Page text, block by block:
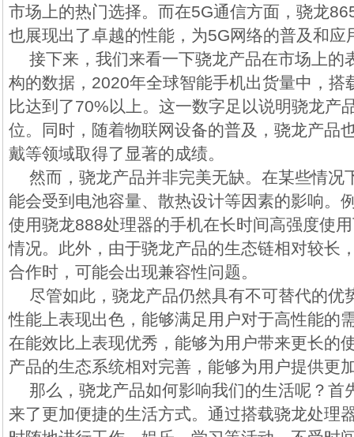
市场上的热门选择。而在5G通信方面，骁龙
也展现出了卓越的性能，为5G网络的普及和应
接下来，我们来看一下骁龙产品在市场上的
构的数据，2020年全球智能手机出货量中，搭
比达到了70%以上。这一数字足以说明骁龙产
位。同时，随着物联网设备的普及，骁龙产品
戴等领域取得了显著的成绩。
然而，骁龙产品并非完美无缺。在某些情况
能会受到电池容量、散热设计等因素的影响。
使用骁龙888处理器的手机在长时间高强度使
情况。此外，由于骁龙产品的生态链相对较长
合作时，可能会出现兼容性问题。
尽管如此，骁龙产品仍然具有不可替代的优
性能上表现出色，能够满足用户对于高性能的
在能效比上表现优秀，能够为用户带来更长的
产品的生态系统相对完善，能够为用户提供更
那么，骁龙产品如何影响我们的生活呢？首
来了更加便捷的生活方式。通过搭载骁龙处理